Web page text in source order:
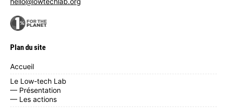
Plan du site
Accueil
Le Low-tech Lab
— Présentation
— Les actions